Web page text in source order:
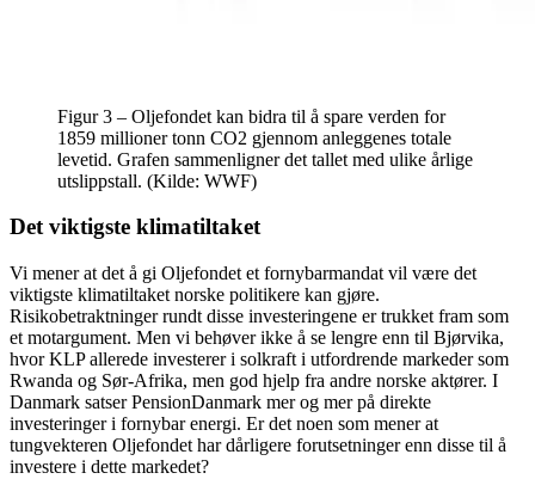
Figur 3 – Oljefondet kan bidra til å spare verden for
1859 millioner tonn CO2 gjennom anleggenes totale
levetid. Grafen sammenligner det tallet med ulike årlige
utslippstall. (Kilde: WWF)
Det viktigste klimatiltaket
Vi mener at det å gi Oljefondet et fornybarmandat vil være det
viktigste klimatiltaket norske politikere kan gjøre.
Risikobetraktninger rundt disse investeringene er trukket fram som
et motargument. Men vi behøver ikke å se lengre enn til Bjørvika,
hvor KLP allerede investerer i solkraft i utfordrende markeder som
Rwanda og Sør-Afrika, men god hjelp fra andre norske aktører. I
Danmark satser PensionDanmark mer og mer på direkte
investeringer i fornybar energi. Er det noen som mener at
tungvekteren Oljefondet har dårligere forutsetninger enn disse til å
investere i dette markedet?